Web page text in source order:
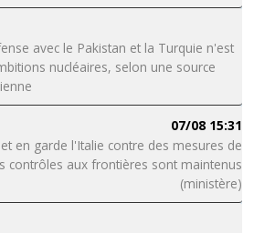
avec le Pakistan et la Turquie n'est
nucléaires, selon une source
07/08 15:31
en garde l'Italie contre des mesures de
contrôles aux frontières sont maintenus
(ministère)